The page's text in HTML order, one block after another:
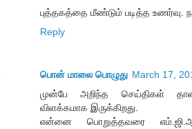
புத்தகத்தை மீண்டும் படித்த உணர்வு.
Reply
பொன் மாலை பொழுது March 17,
முன்பே அறிந்த செய்திகள்
விளக்கமாக இருக்கிறது.
என்னை பொறுத்தவரை